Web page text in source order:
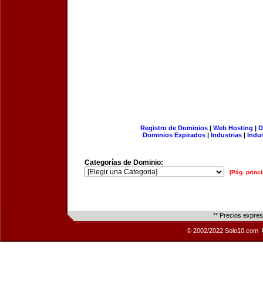
Registro de Dominios| Web Hosting |
Dominios Expirados | Industrias |
Categorías de Dominio:
[Pág.
** Precios
© 2002/2022 Solo10.com